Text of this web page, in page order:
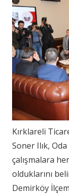
Kırklareli
Soner Ilık,
çalışmalara
olduklarını
Demirköy